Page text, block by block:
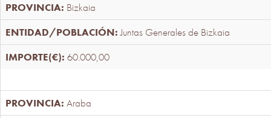
Bizkaia
Juntas Generales de Bizkaia
60.000,00
Araba